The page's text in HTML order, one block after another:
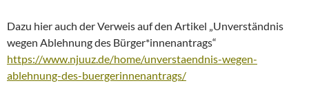
Dazu hier auch der Verweis auf den Artikel „Unverständnis
wegen Ablehnung des Bürger*innenantrags“
https://www.njuuz.de/home/unverstaendnis-wegen-
ablehnung-des-buergerinnenantrags/